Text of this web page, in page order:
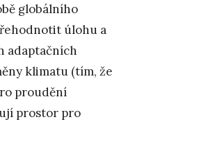
globálního
úlohu a
adaptačních
klimatu (tím, že
proudění
prostor pro